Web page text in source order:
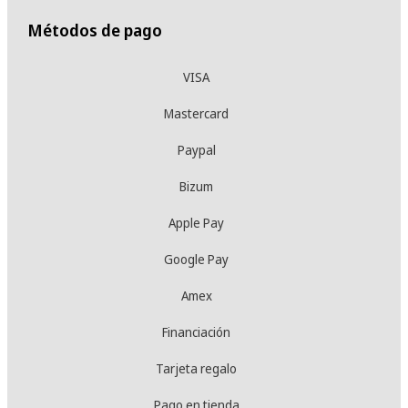
Métodos de pago
VISA
Mastercard
Paypal
Bizum
Apple Pay
Google Pay
Amex
Financiación
Tarjeta regalo